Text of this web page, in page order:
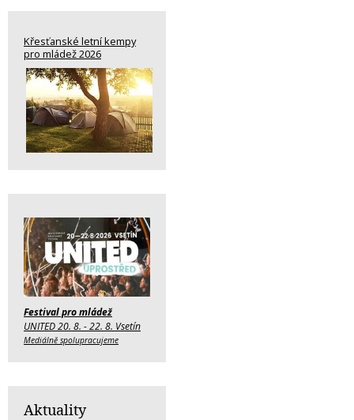
Křesťanské letní kempy
pro mládež 2026
Festival pro mládež
UNITED 20. 8. - 22. 8. Vsetín
Mediálně spolupracujeme
Aktuality